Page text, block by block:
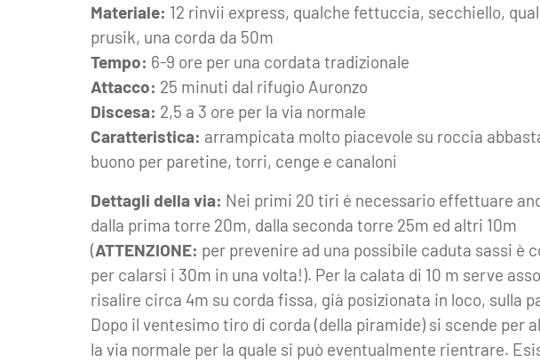
Materiale: 12 rinvii express, qualche fettuccia, secchiello,
prusik, una corda da 50m
Tempo: 6-9 ore per una cordata tradizionale
Attacco: 25 minuti dal rifugio Auronzo
Discesa: 2,5 a 3 ore per la via normale
Caratteristica: arrampicata molto piacevole su roccia
buono per paretine, torri, cenge e canaloni
Dettagli della via: Nei primi 20 tiri é necessario effettuare
dalla prima torre 20m, dalla seconda torre 25m ed altri 10m
(ATTENZIONE: per prevenire ad una possibile caduta sassi è
per calarsi i 30m in una volta!). Per la calata di 10 m serve
risalire circa 4m su corda fissa, già posizionata in loco, sulla
Dopo il ventesimo tiro di corda (della piramide) si scende per
la via normale per la quale si può eventualmente rientrare.